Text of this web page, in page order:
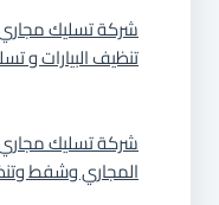
تنظيف البيارات و
المجاري وشفط